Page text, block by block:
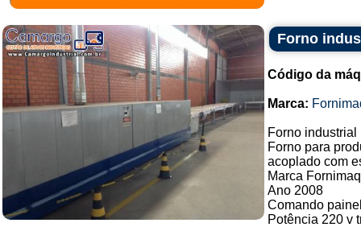
Forno
Código da
Marca:
Forno
Forno para
acoplado com
Marca Fornimaq
Ano 2008
Comando
Potência 220 v